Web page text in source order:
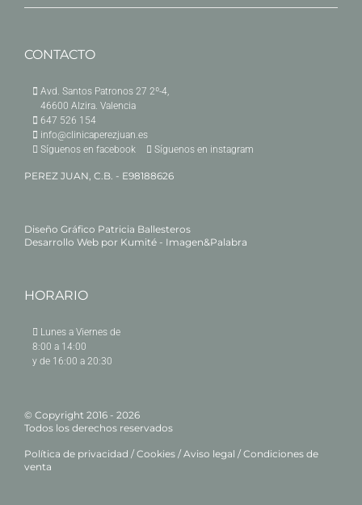
CONTACTO
Avd. Santos Patronos 27 2º-4,
46600 Alzira. Valencia
647 526 154
info@clinicaperezjuan.es
Síguenos en facebook
Síguenos en instagram
PEREZ JUAN, C.B. - E98188626
Diseño Gráfico Patricia Ballesteros
Desarrollo Web por Kumité - Imagen&Palabra
HORARIO
Lunes a Viernes de
8:00 a 14:00
y de 16:00 a 20:30
© Copyright 2016 - 2026
Todos los derechos reservados
Política de privacidad /Cookies /Aviso legal /Condiciones de
venta